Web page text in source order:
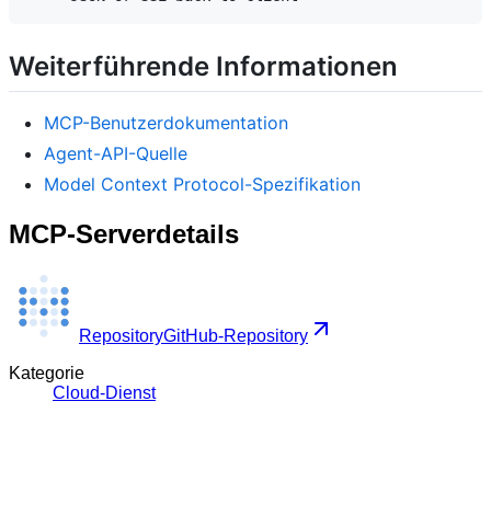
Weiterführende Informationen
MCP-Benutzerdokumentation
Agent-API-Quelle
Model Context Protocol-Spezifikation
MCP-Serverdetails
RepositoryGitHub-Repository
Kategorie
Cloud-Dienst